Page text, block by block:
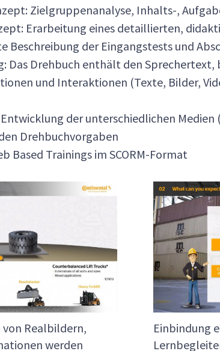
Zielgruppenanalyse, Inhalts-,
Erarbeitung eines detaillierten,
Beschreibung der Eingangstests und
Das Drehbuch enthält den
und Interaktionen (Texte, Bilder,
der unterschiedlichen
Drehbuchvorgaben
Based Trainings im SCORM-Format
Realbildern,
werden
Einbindung